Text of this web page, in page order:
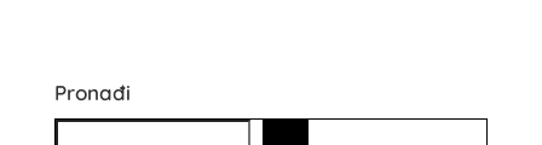
Pronađi